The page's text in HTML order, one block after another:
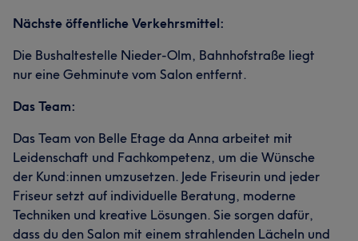
Nächste öffentliche Verkehrsmittel:
Die Bushaltestelle Nieder-Olm, Bahnhofstraße liegt
nur eine Gehminute vom Salon entfernt.
Das Team:
Das Team von Belle Etage da Anna arbeitet mit
Leidenschaft und Fachkompetenz, um die Wünsche
der Kund:innen umzusetzen. Jede Friseurin und jeder
Friseur setzt auf individuelle Beratung, moderne
Techniken und kreative Lösungen. Sie sorgen dafür,
dass du den Salon mit einem strahlenden Lächeln und